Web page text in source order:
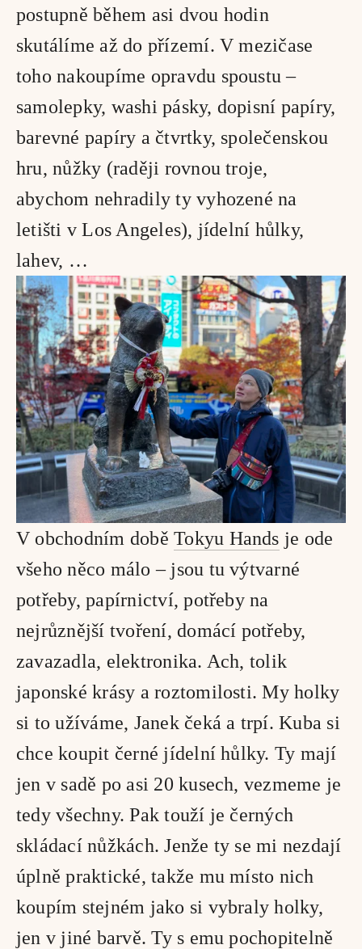
postupně během asi dvou hodin
skutálíme až do přízemí. V mezičase
toho nakoupíme opravdu spoustu –
samolepky, washi pásky, dopisní papíry,
barevné papíry a čtvrtky, společenskou
hru, nůžky (raději rovnou troje,
abychom nehradily ty vyhozené na
letišti v Los Angeles), jídelní hůlky,
lahev, …
V obchodním době Tokyu Hands je ode
všeho něco málo – jsou tu výtvarné
potřeby, papírnictví, potřeby na
nejrůznější tvoření, domácí potřeby,
zavazadla, elektronika. Ach, tolik
japonské krásy a roztomilosti. My holky
si to užíváme, Janek čeká a trpí. Kuba si
chce koupit černé jídelní hůlky. Ty mají
jen v sadě po asi 20 kusech, vezmeme je
tedy všechny. Pak touží je černých
skládací nůžkách. Jenže ty se mi nezdají
úplně praktické, takže mu místo nich
koupím stejném jako si vybraly holky,
jen v jiné barvě. Ty s emu pochopitelně